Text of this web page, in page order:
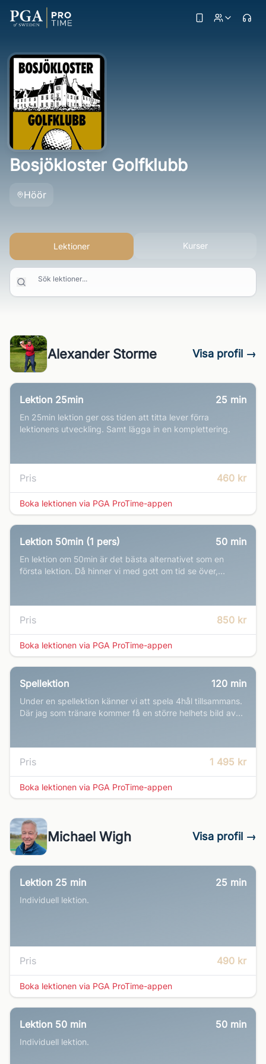
Bosjökloster Golfklubb
Höör
Lektioner Kurser
Sök lektioner...
Alexander Storme Visa profil →
Lektion 25min 25 min
En 25min lektion ger oss tiden att titta lever förra
lektionens utveckling. Samt lägga in en komplettering.
Pris 460 kr
Boka lektionen via PGA ProTime-appen
Lektion 50min (1 pers) 50 min
En lektion om 50min är det bästa alternativet som en
första lektion. Då hinner vi med gott om tid se över,
Pris 850 kr
Boka lektionen via PGA ProTime-appen
Spellektion 120 min
Under en spellektion känner vi att spela 4hål tillsammans.
Där jag som tränare kommer få en större helhets bild av
Pris 1 495 kr
Boka lektionen via PGA ProTime-appen
Michael Wigh Visa profil →
Lektion 25 min 25 min
Individuell lektion.
Pris 490 kr
Boka lektionen via PGA ProTime-appen
Lektion 50 min 50 min
Individuell lektion.